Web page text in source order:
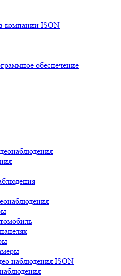
компании ISON
обеспечение
наблюдения ISON